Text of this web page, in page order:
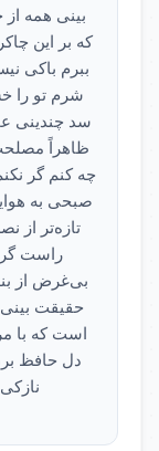
بینی همه از
که بر این
ببرم باکی
شرم تو را
سد چندینی
ظاهراً
چه کنم گر
صبحی به
تازه‌تر از
راست
بی‌غرض از
حقیقت بینی
است که با
دل حافظ